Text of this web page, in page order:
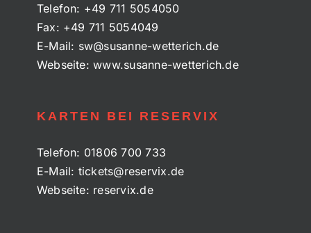
Telefon: +49 711 5054050
Fax: +49 711 5054049
E-Mail: sw@susanne-wetterich.de
Webseite:www.susanne-wetterich.de
KARTEN BEI RESERVIX
Telefon: 01806 700 733
E-Mail: tickets@reservix.de
Webseite: reservix.de